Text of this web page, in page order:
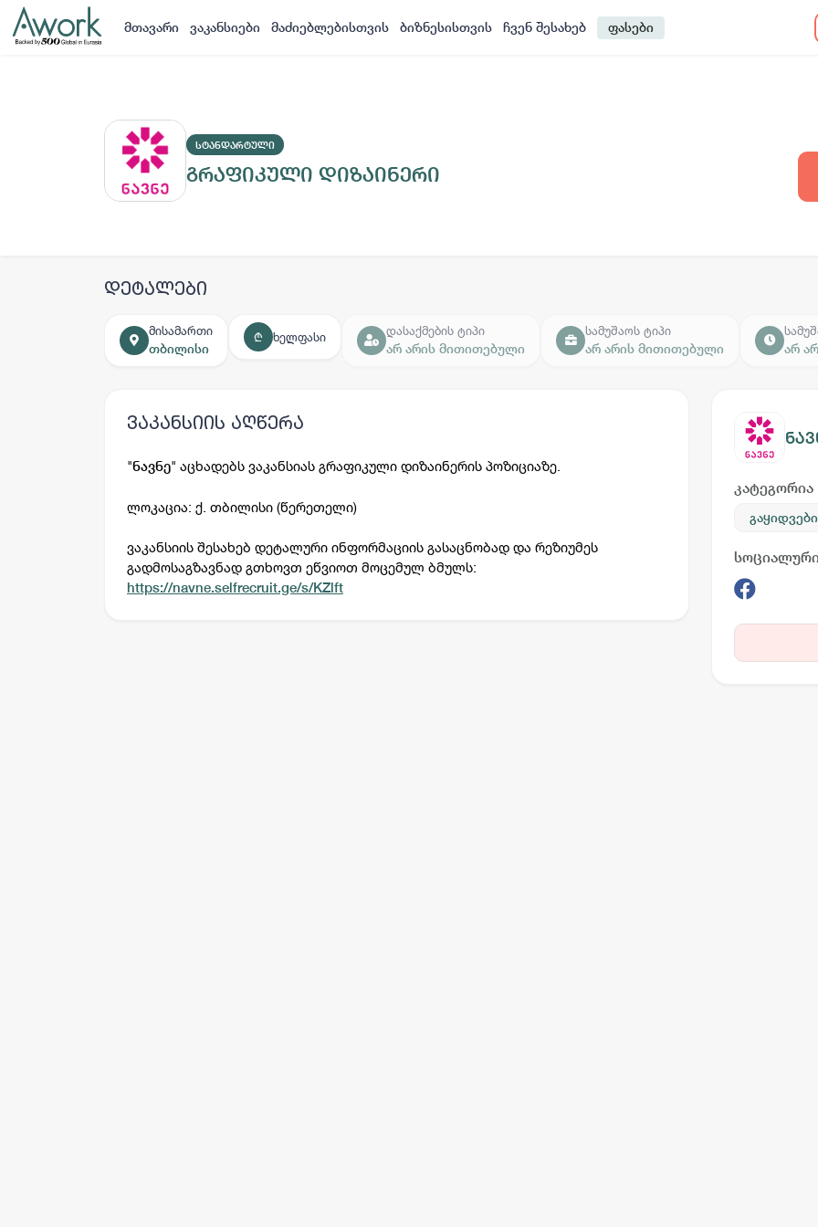
მთავარი ვაკანსიები მაძიებლებისთვის ბიზნესისთვის ჩვენ შესახებ ფასები
ᲡᲢᲐᲜᲓᲐᲠᲢᲣᲚᲘ
გრაფიკული დიზაინერი
დეტალები
მისამართი
თბილისი
₾ ხელფასი
დასაქმების ტიპი
არ არის მითითებული
სამუშაოს ტიპი
არ არის მითითებული
არ
ვაკანსიის აღწერა
"ნავნე" აცხადებს ვაკანსიას გრაფიკული დიზაინერის პოზიციაზე.
ლოკაცია: ქ. თბილისი (წერეთელი)
ვაკანსიის შესახებ დეტალური ინფორმაციის გასაცნობად და რეზიუმეს
გადმოსაგზავნად გთხოვთ ეწვიოთ მოცემულ ბმულს:
https://navne.selfrecruit.ge/s/KZlft
კატეგორია
გაყიდვები